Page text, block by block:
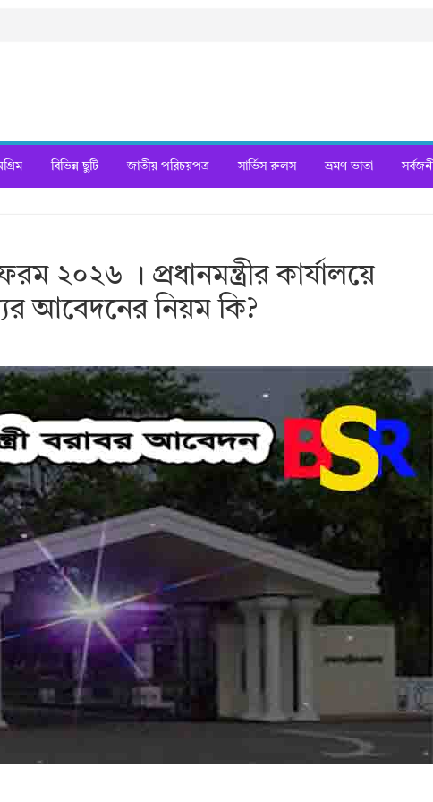
বিভিন্ন ছুটি জাতীয় পরিচয়পত্র সার্ভিস রুলস ভ্রমণ ভাতা
২০২৬ । প্রধানমন্ত্রীর কার্যালয়ে
আবেদনের নিয়ম কি?